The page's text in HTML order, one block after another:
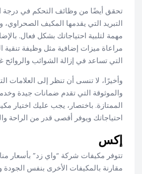
تحقق أيضًا من وظائف التحكم في درجة
التبريد التي يقدمها المكيف
مهمة لتلبية احتياجاتك بشكل فعال.
مراعاة ميزات إضافية مثل وظيفة تنقية
التي تساعد في إزالة الشوائب والروائح
وأخيرًا، لا تنسى أن تنظر إلى العلامات
والموثوقة التي تقدم ضمانات جيدة
الممتازة. باختصار، يجب عليك اختيار
احتياجاتك ويوفر أقصى قدر من الراحة
إكس
تتوفر مكيفات شركة “واي زد” بأسعار
مقارنة بالمكيفات الأخرى بنفس الجودة